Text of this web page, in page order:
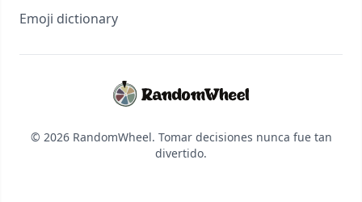
Emoji dictionary
© 2026 RandomWheel. Tomar decisiones nunca fue tan
divertido.